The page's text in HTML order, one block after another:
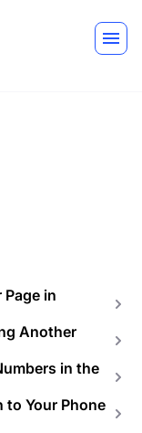
in
Another
in the
to Your Phone